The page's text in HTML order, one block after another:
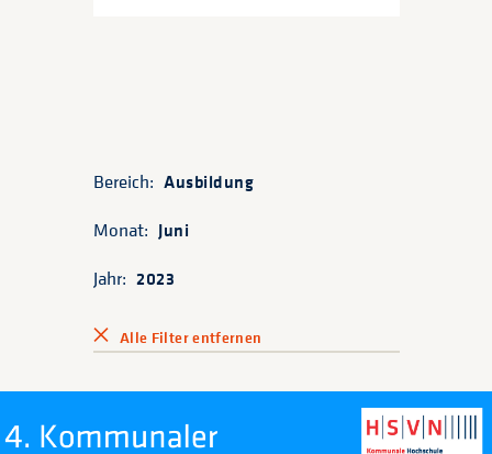
Bereich: Ausbildung
Monat: Juni
Jahr: 2023
Alle Filter entfernen